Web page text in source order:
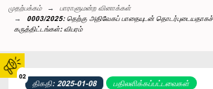
02
முதற்பக்கம்
பாராளுமன்ற வினாக்கள்
0003/2025: தெற்கு அதிவேகப் பாதையுடன்
கருத்திட்டங்கள்: விபரம்
திகதி: 2025-01-08 பதிலளிக்கப்பட்டவைகள்